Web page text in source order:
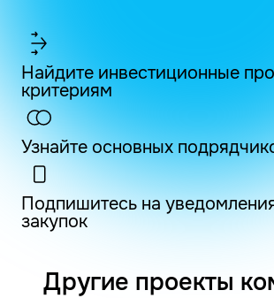
Найдите инвестиционные
критериям
Узнайте основных
Подпишитесь на
закупок
Другие проекты